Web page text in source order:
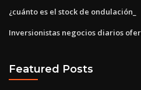
¿cuánto es el stock de ondulación_
Inversionistas negocios diarios
Featured Posts